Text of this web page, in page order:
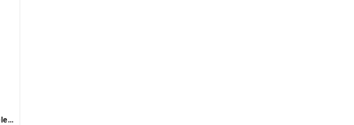
Groove Tubes GT-ECC83-S Select